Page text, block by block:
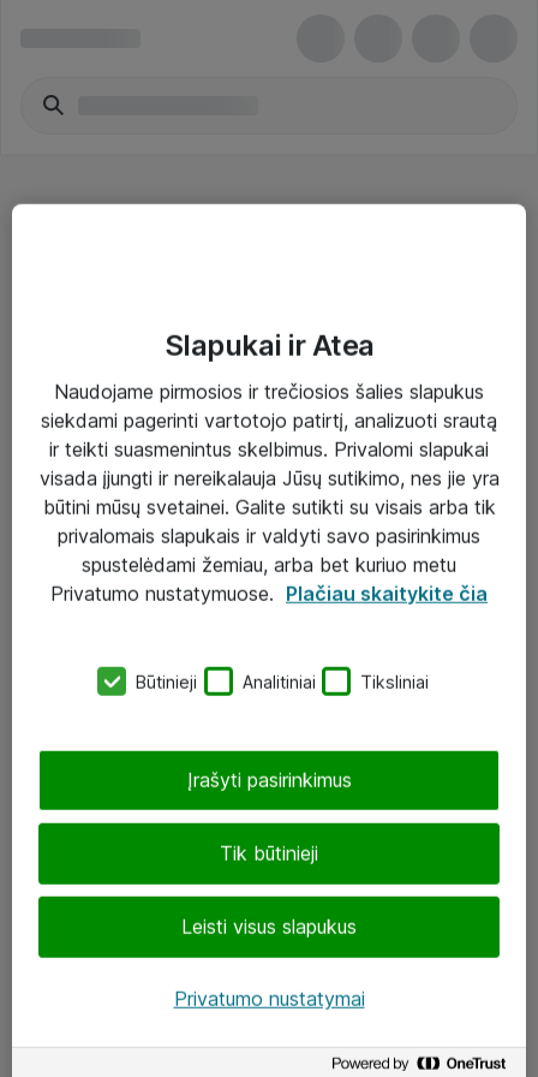
Sprendimai ir paslaugos
Paslaugos
Sprendimai
Įgyvendinti projektai
Atea ekspertų patarimai verslui
UAB „ATEA“
J. Rutkausko g. 6, Vilnius
Atea kontaktai
Aplankykite mus
Slapukai ir Atea
Naudojame pirmosios ir trečiosios šalies slapukus
siekdami pagerinti vartotojo patirtį, analizuoti srautą
ir teikti suasmenintus skelbimus. Privalomi slapukai
visada įjungti ir nereikalauja Jūsų sutikimo, nes jie yra
būtini mūsų svetainei. Galite sutikti su visais arba tik
privalomais slapukais ir valdyti savo pasirinkimus
spustelėdami žemiau, arba bet kuriuo metu
Privatumo nustatymuose. Plačiau skaitykite čia
Būtinieji Analitiniai Tiksliniai
Tik būtinieji
Leisti visus slapukus
Įrašyti pasirinkimus
Privatumo nustatymai